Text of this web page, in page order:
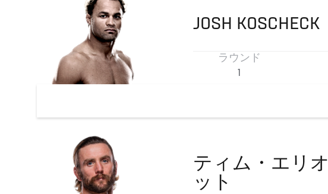
JOSH KOSCHECK
ラウンド
1
ティム・エリオ
ット